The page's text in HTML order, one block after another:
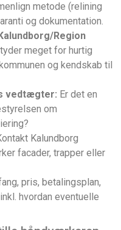
metode (relining
og dokumentation.
Region
meget for hurtig
og kendskab til
vedtægter: Er det en
om
Kalundborg
facader, trapper eller
pris, betalingsplan,
hvordan eventuelle